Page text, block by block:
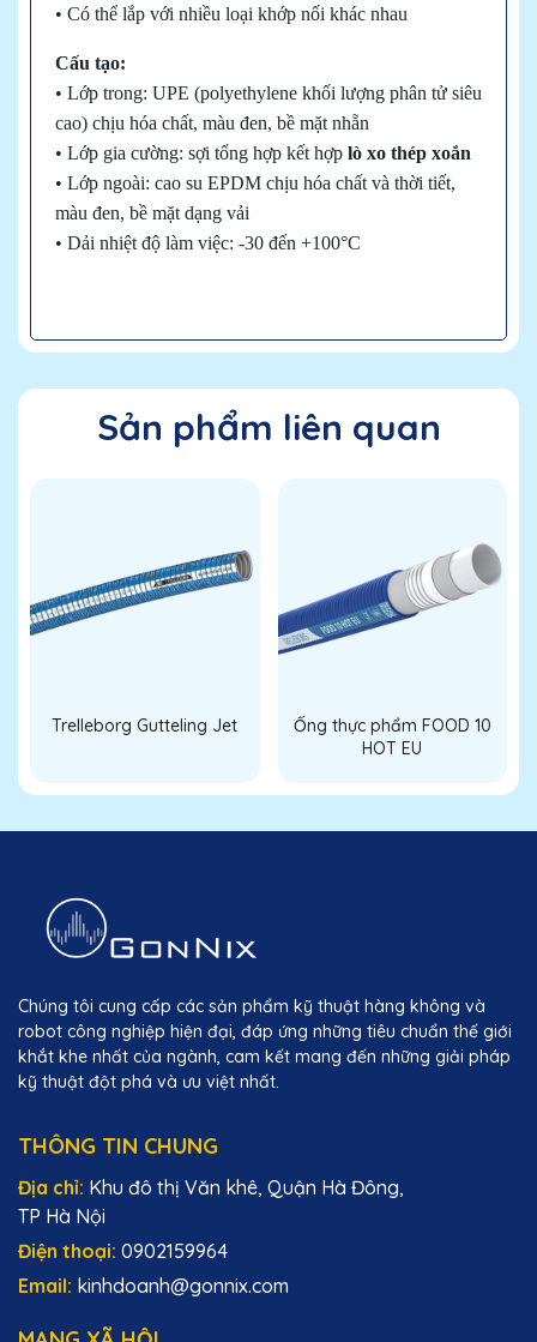
• Có thể lắp với nhiều loại khớp nối khác nhau
Cấu tạo:
• Lớp trong: UPE (polyethylene khối lượng phân tử siêu
cao) chịu hóa chất, màu đen, bề mặt nhẵn
• Lớp gia cường: sợi tổng hợp kết hợp lò xo thép xoắn
• Lớp ngoài: cao su EPDM chịu hóa chất và thời tiết,
màu đen, bề mặt dạng vải
• Dải nhiệt độ làm việc: -30 đến +100°C
Sản phẩm liên quan
Trelleborg Gutteling Jet
Ống thực phẩm FOOD 10
HOT EU
Chúng tôi cung cấp các sản phẩm kỹ thuật hàng không và
robot công nghiệp hiện đại, đáp ứng những tiêu chuẩn thế giới
khắt khe nhất của ngành, cam kết mang đến những giải pháp
kỹ thuật đột phá và ưu việt nhất.
THÔNG TIN CHUNG
Địa chỉ: Khu đô thị Văn khê, Quận Hà Đông,
TP Hà Nội
Điện thoại: 0902159964
Email: kinhdoanh@gonnix.com